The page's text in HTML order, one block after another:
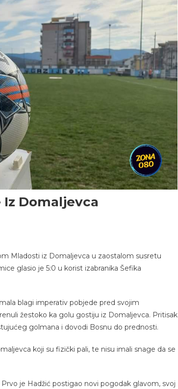
Domaljevca
Mladosti iz Domaljevca u zaostalom susretu
glasio je 5:0 u korist izabranika Šefika
blagi imperativ pobjede pred svojim
žestoko ka golu gostiju iz Domaljevca. Pritisak
golmana i dovodi Bosnu do prednosti.
koji su fizički pali, te nisu imali snage da se
je Hadžić postigao novi pogodak glavom, svoj